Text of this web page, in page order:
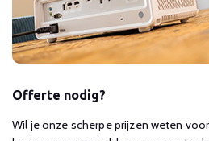
Offerte nodig?
Wil je onze scherpe prijzen weten